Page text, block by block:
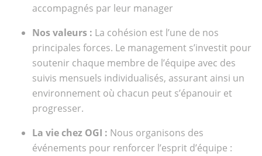
accompagnés par leur manager
Nos valeurs : La cohésion est l’une de nos
principales forces. Le management s’investit pour
soutenir chaque membre de l’équipe avec des
suivis mensuels individualisés, assurant ainsi un
environnement où chacun peut s’épanouir et
progresser.
La vie chez OGI : Nous organisons des
événements pour renforcer l’esprit d’équipe :